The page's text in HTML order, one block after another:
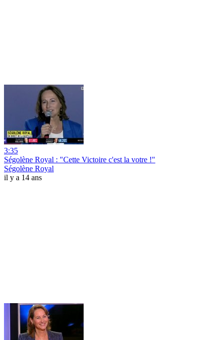
3:35
Ségolène Royal : "Cette Victoire c'est la votre !"
Ségolène Royal
il y a 14 ans